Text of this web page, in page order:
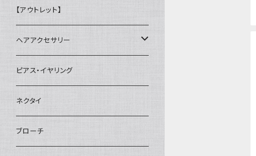
【アウトレット】
ヘアアクセサリー
ヘアクリップ
ヘッドドレス・カチューシャ
ヘアゴム
ピアス・イヤリング
ネクタイ
ブローチ